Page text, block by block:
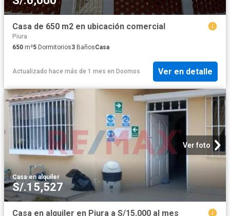
Casa de 650 m2 en ubicación comercial
Piura
650 m²5 Dormitorios3 BañosCasa
Actualizado hace más de 1 mes en Doomos Ver en detalle
Ver foto
Casa·en alquiler
S/.15,527
Casa en alquiler en Piura a S/15,000 al mes